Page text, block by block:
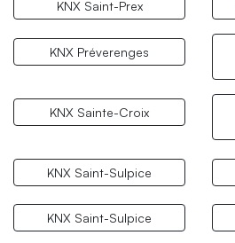
KNX Saint-Prex
KNX Préverenges
KNX Sainte-Croix
KNX Saint-Sulpice
KNX Saint-Sulpice